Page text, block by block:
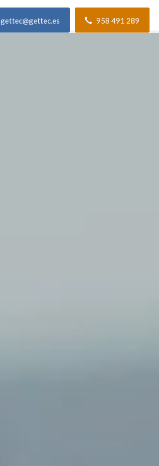
gettec@gettec.es 958 491 289